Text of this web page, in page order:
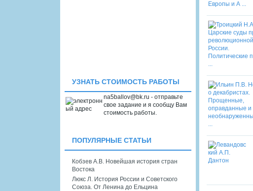
УЗНАТЬ СТОИМОСТЬ РАБОТЫ
na5ballov@bk.ru - отправьте
свое задание и я сообщу Вам
стоимость работы.
ПОПУЛЯРНЫЕ СТАТЬИ
Кобзев А.В. Новейшая история стран
Востока
Люкс Л. История России и Советского
Союза. От Ленина до Ельцина